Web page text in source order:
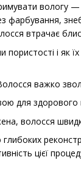
вологу
втрачає
і як
важко
для здорового
волосся
цієї